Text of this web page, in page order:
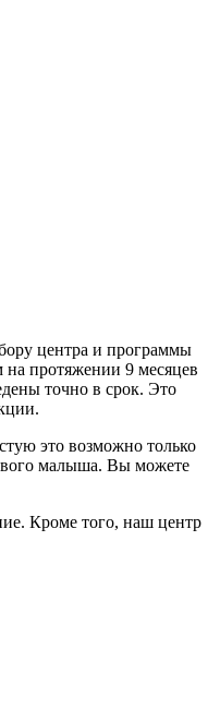
центра и программы
протяжении 9 месяцев
точно в срок. Это
это возможно только
малыша. Вы можете
Кроме того, наш центр